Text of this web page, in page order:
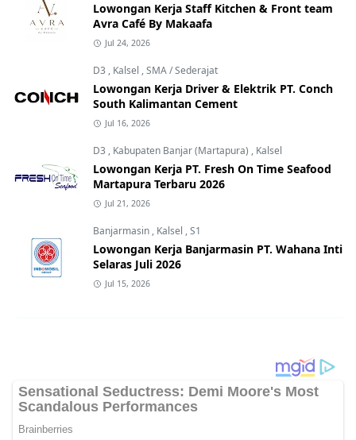
Lowongan Kerja Staff Kitchen & Front team
Avra Café By Makaafa
Jul 24, 2026
D3 , Kalsel ,SMA / Sederajat
Lowongan Kerja Driver & Elektrik PT. Conch
South Kalimantan Cement
Jul 16, 2026
D3 , Kabupaten Banjar (Martapura) , Kalsel
Lowongan Kerja PT. Fresh On Time Seafood
Martapura Terbaru 2026
Jul 21, 2026
Banjarmasin , Kalsel ,S1
Lowongan Kerja Banjarmasin PT. Wahana Inti
Selaras Juli 2026
Jul 15, 2026